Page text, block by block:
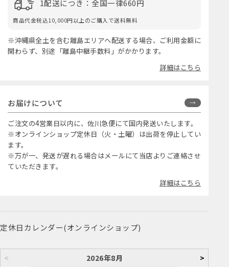
1配送につき：全国一律660円
商品代金税込10,000円以上のご購入で送料無料
※沖縄県全土を含む離島エリアへ配送する場合、ご利用金額に
関わらず、別途「離島中継手数料」がかかります。
詳細はこちら
お届けについて
ご注文の4営業日以内に、佐川急便にて国内発送いたします。
※オンラインショップ定休日（火・土曜）は出荷を停止してい
ます。
※万が一、発送が遅れる場合はメールにて当店よりご連絡させ
ていただきます。
詳細はこちら
定休日カレンダー(オンラインショップ)
< 2026年8月 >